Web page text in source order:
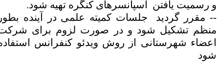
رسمیت یافتن اسپانسرهای کنگره تهیه شود.
مقرر گردید جلسات کمیته علمی در آینده بطور
تشکیل شود و در صورت لزوم برای شرکت
شهرستانی از روش ویدئو کنفرانس استفاده